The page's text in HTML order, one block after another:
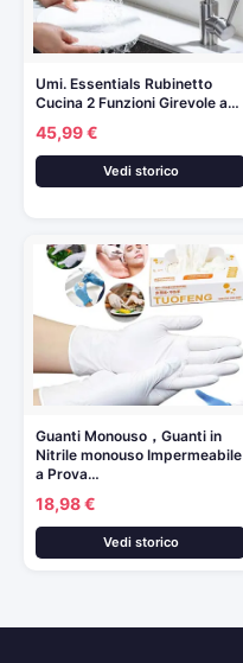
Umi. Essentials Rubinetto
Cucina 2 Funzioni Girevole a…
45,99 €
Vedi storico
Guanti Monouso，Guanti in
Nitrile monouso Impermeabile
a Prova…
18,98 €
Vedi storico